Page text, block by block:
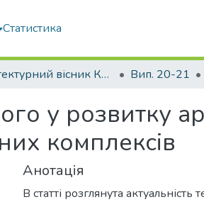
Статистика
Архітектурний вісник КНУБА Вип. 20-21
у розвитку
комплексів
Анотація
В статті розглянута